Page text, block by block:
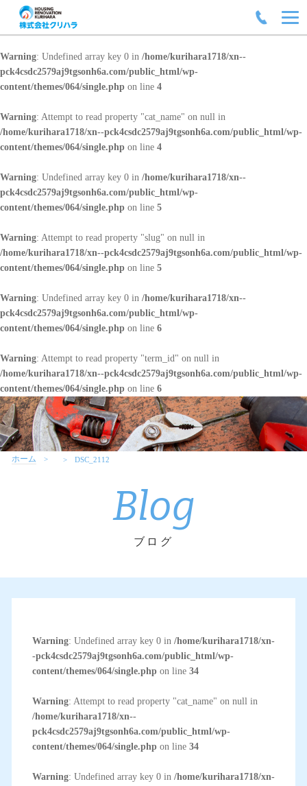
Warning: Undefined array key 0 in /home/kurihara1718/xn--
pck4csdc2579aj9tgsonh6a.com/public_html/wp-
content/themes/064/single.php on line 4
Warning: Attempt to read property "cat_name" on null in
/home/kurihara1718/xn--pck4csdc2579aj9tgsonh6a.com/public_html/wp-
content/themes/064/single.php on line 4
Warning: Undefined array key 0 in /home/kurihara1718/xn--
pck4csdc2579aj9tgsonh6a.com/public_html/wp-
content/themes/064/single.php on line 5
Warning: Attempt to read property "slug" on null in
/home/kurihara1718/xn--pck4csdc2579aj9tgsonh6a.com/public_html/wp-
content/themes/064/single.php on line 5
Warning: Undefined array key 0 in /home/kurihara1718/xn--
pck4csdc2579aj9tgsonh6a.com/public_html/wp-
content/themes/064/single.php on line 6
Warning: Attempt to read property "term_id" on null in
/home/kurihara1718/xn--pck4csdc2579aj9tgsonh6a.com/public_html/wp-
content/themes/064/single.php on line 6
ホーム DSC_2112
Blog
ブログ
Warning: Undefined array key 0 in /home/kurihara1718/xn-
-pck4csdc2579aj9tgsonh6a.com/public_html/wp-
content/themes/064/single.phpon line 34
Warning: Attempt to read property "cat_name" on null in
/home/kurihara1718/xn--
pck4csdc2579aj9tgsonh6a.com/public_html/wp-
content/themes/064/single.phpon line 34
Warning: Undefined array key 0 in /home/kurihara1718/xn-